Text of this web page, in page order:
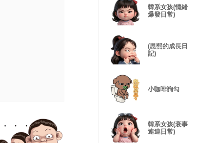
韓系女孩(情緒
爆發日常)
(恩熙的成長日
記)
小咖啡狗勾
韓系女孩(衰事
連連日常)